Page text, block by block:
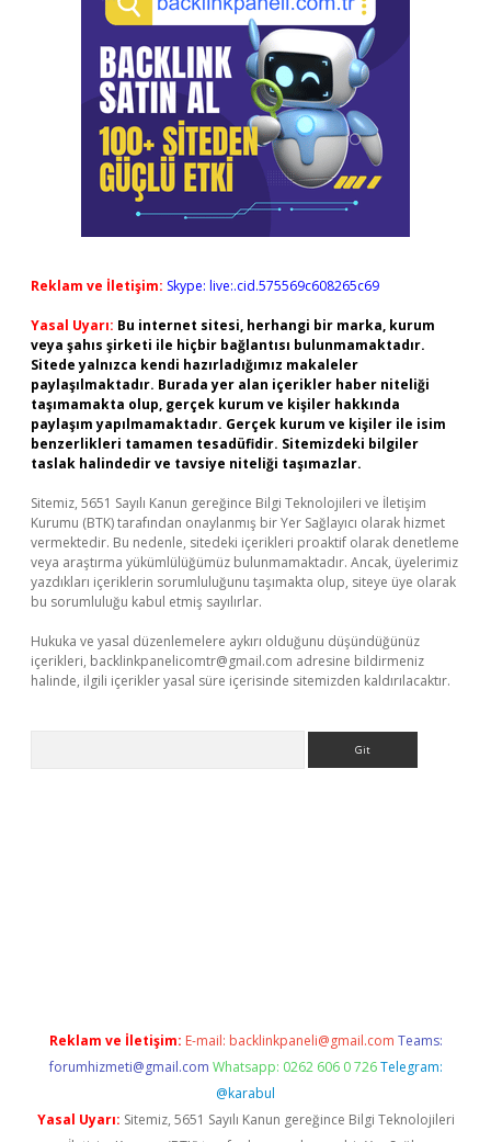
Reklam ve İletişim: Skype: live:.cid.575569c608265c69
Yasal Uyarı: Bu internet sitesi, herhangi bir marka, kurum
veya şahıs şirketi ile hiçbir bağlantısı bulunmamaktadır.
Sitede yalnızca kendi hazırladığımız makaleler
paylaşılmaktadır. Burada yer alan içerikler haber niteliği
taşımamakta olup, gerçek kurum ve kişiler hakkında
paylaşım yapılmamaktadır. Gerçek kurum ve kişiler ile isim
benzerlikleri tamamen tesadüfidir. Sitemizdeki bilgiler
taslak halindedir ve tavsiye niteliği taşımazlar.
Sitemiz, 5651 Sayılı Kanun gereğince Bilgi Teknolojileri ve İletişim
Kurumu (BTK) tarafından onaylanmış bir Yer Sağlayıcı olarak hizmet
vermektedir. Bu nedenle, sitedeki içerikleri proaktif olarak denetleme
veya araştırma yükümlülüğümüz bulunmamaktadır. Ancak, üyelerimiz
yazdıkları içeriklerin sorumluluğunu taşımakta olup, siteye üye olarak
bu sorumluluğu kabul etmiş sayılırlar.
Hukuka ve yasal düzenlemelere aykırı olduğunu düşündüğünüz
içerikleri, backlinkpanelicomtr@gmail.com adresine bildirmeniz
halinde, ilgili içerikler yasal süre içerisinde sitemizden kaldırılacaktır.
Reklam ve İletişim: E-mail: backlinkpaneli@gmail.com Teams:
forumhizmeti@gmail.com Whatsapp: 0262 606 0 726 Telegram:
@karabul
Yasal Uyarı: Sitemiz, 5651 Sayılı Kanun gereğince Bilgi Teknolojileri